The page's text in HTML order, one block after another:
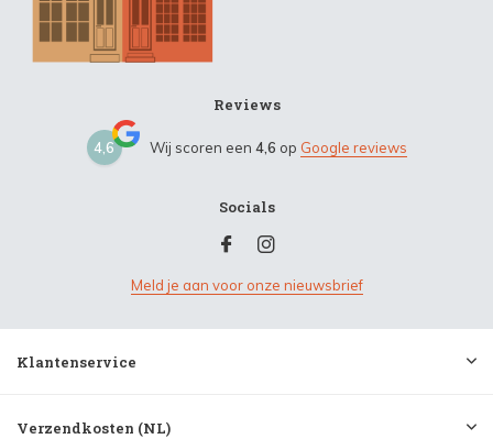
Reviews
4,6 Wij scoren een 4,6 op Google reviews
Socials
Meld je aan voor onze nieuwsbrief
Klantenservice
Verzendkosten (NL)